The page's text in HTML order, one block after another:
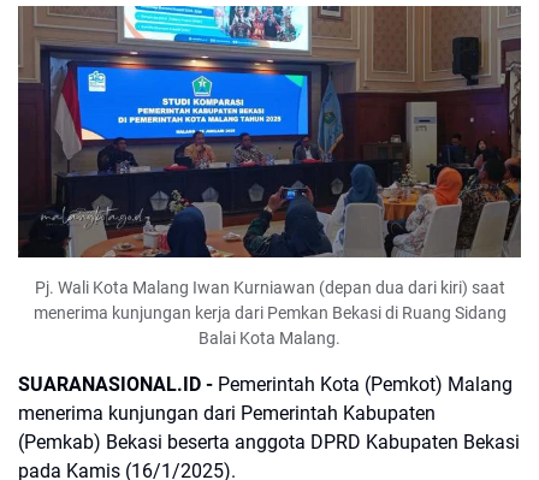
Pj. Wali Kota Malang Iwan Kurniawan (depan dua dari kiri) saat
menerima kunjungan kerja dari Pemkan Bekasi di Ruang Sidang
Balai Kota Malang.
SUARANASIONAL.ID - Pemerintah Kota (Pemkot) Malang
menerima kunjungan dari Pemerintah Kabupaten
(Pemkab) Bekasi beserta anggota DPRD Kabupaten Bekasi
pada Kamis (16/1/2025).